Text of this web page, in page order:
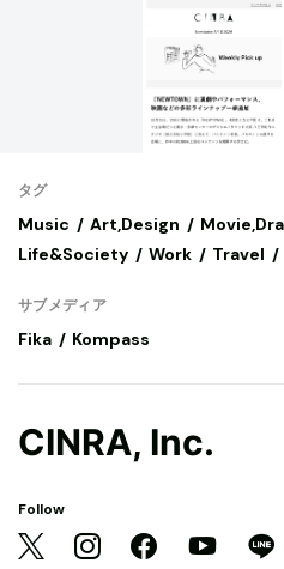
タグ
Music Art,Design
Life&Society
Work Travel
サブメディア
Fika Kompass
CINRA, Inc.
Follow